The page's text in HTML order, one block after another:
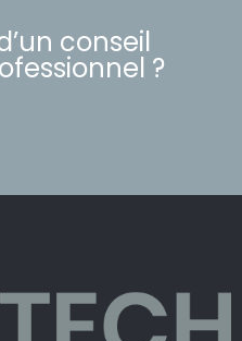
conseil
?